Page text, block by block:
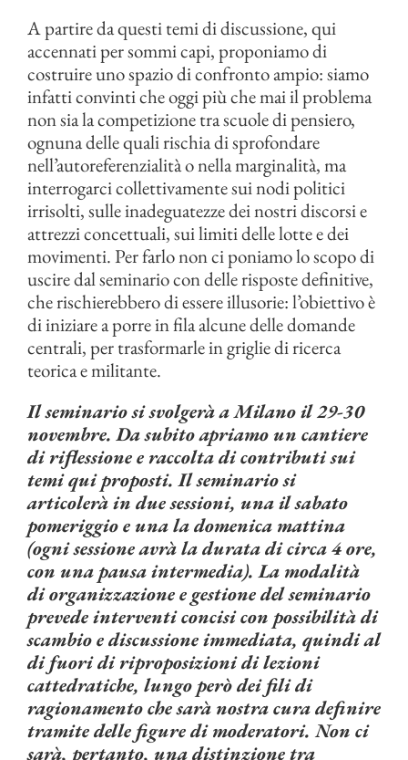
A partire da questi temi di discussione, qui
accennati per sommi capi, proponiamo di
costruire uno spazio di confronto ampio: siamo
infatti convinti che oggi più che mai il problema
non sia la competizione tra scuole di pensiero,
ognuna delle quali rischia di sprofondare
nell’autoreferenzialità o nella marginalità, ma
interrogarci collettivamente sui nodi politici
irrisolti, sulle inadeguatezze dei nostri discorsi e
attrezzi concettuali, sui limiti delle lotte e dei
movimenti. Per farlo non ci poniamo lo scopo di
uscire dal seminario con delle risposte definitive,
che rischierebbero di essere illusorie: l’obiettivo è
di iniziare a porre in fila alcune delle domande
centrali, per trasformarle in griglie di ricerca
teorica e militante.
Il seminario si svolgerà a Milano il 29-30
novembre. Da subito apriamo un cantiere
di riflessione e raccolta di contributi sui
temi qui proposti. Il seminario si
articolerà in due sessioni, una il sabato
pomeriggio e una la domenica mattina
(ogni sessione avrà la durata di circa 4 ore,
con una pausa intermedia). La modalità
di organizzazione e gestione del seminario
prevede interventi concisi con possibilità di
scambio e discussione immediata, quindi al
di fuori di riproposizioni di lezioni
cattedratiche, lungo però dei fili di
ragionamento che sarà nostra cura definire
tramite delle figure di moderatori. Non ci
sarà, pertanto, una distinzione tra